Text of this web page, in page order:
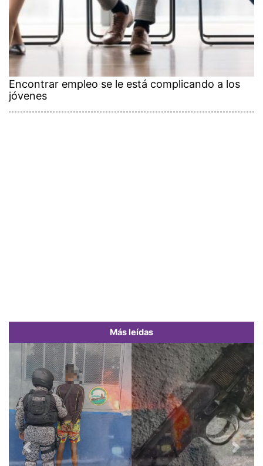
Encontrar empleo se le está complicando a los
jóvenes
Más leídas
Previous Next